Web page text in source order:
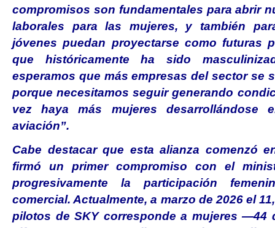
compromisos son fundamentales para abrir
laborales para las mujeres, y también
jóvenes puedan proyectarse como futuras
que históricamente ha sido
esperamos que más empresas del sector se
porque necesitamos seguir generando
vez haya más mujeres
aviación”.
Cabe destacar que esta alianza comenzó
firmó un primer compromiso con el
progresivamente la participación
comercial. Actualmente, a marzo de 2026 el
pilotos de SKY corresponde a mujeres —44